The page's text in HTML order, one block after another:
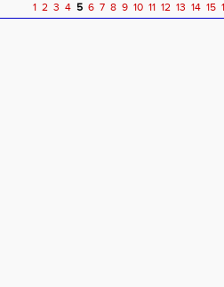
1 2 3 4 5 6 7 8 9 10 11 12 13 14 15